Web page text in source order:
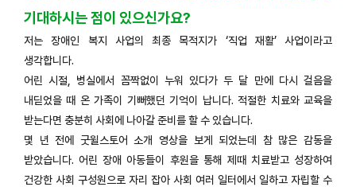
기대하시는 점이 있으신가요?
저는 장애인 복지 사업의 최종 목적지가 ‘직업 재활’ 사업이라고
생각합니다.
어린 시절, 병실에서 꼼짝없이 누워 있다가 두 달 만에 다시 걸음을
내딛었을 때 온 가족이 기뻐했던 기억이 납니다. 적절한 치료와 교육을
받는다면 충분히 사회에 나아갈 준비를 할 수 있습니다.
몇 년 전에 굿윌스토어 소개 영상을 보게 되었는데 참 많은 감동을
받았습니다. 어린 장애 아동들이 후원을 통해 제때 치료받고 성장하여
건강한 사회 구성원으로 자리 잡아 사회 여러 일터에서 일하고 자립할 수